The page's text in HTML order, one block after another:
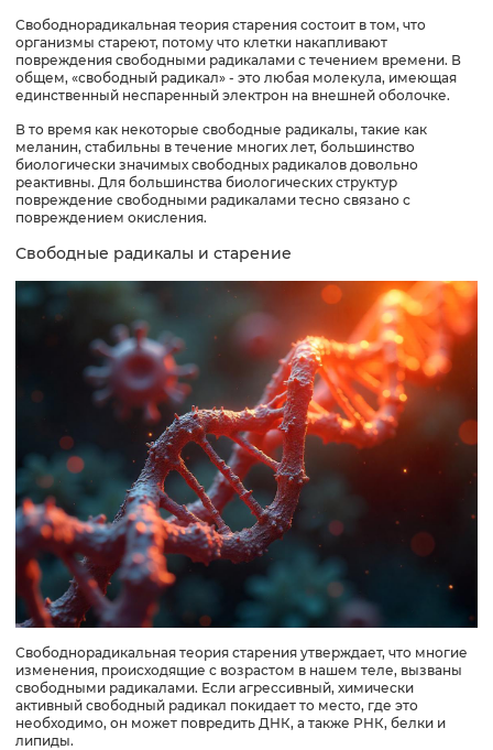
Свободнорадикальная теория старения состоит в том, что
организмы стареют, потому что клетки накапливают
повреждения свободными радикалами с течением времени. В
общем, «свободный радикал» - это любая молекула, имеющая
единственный неспаренный электрон на внешней оболочке.
В то время как некоторые свободные радикалы, такие как
меланин, стабильны в течение многих лет, большинство
биологически значимых свободных радикалов довольно
реактивны. Для большинства биологических структур
повреждение свободными радикалами тесно связано с
повреждением окисления.
Свободные радикалы и старение
Свободнорадикальная теория старения утверждает, что многие
изменения, происходящие с возрастом в нашем теле, вызваны
свободными радикалами. Если агрессивный, химически
активный свободный радикал покидает то место, где это
необходимо, он может повредить ДНК, а также РНК, белки и
липиды.